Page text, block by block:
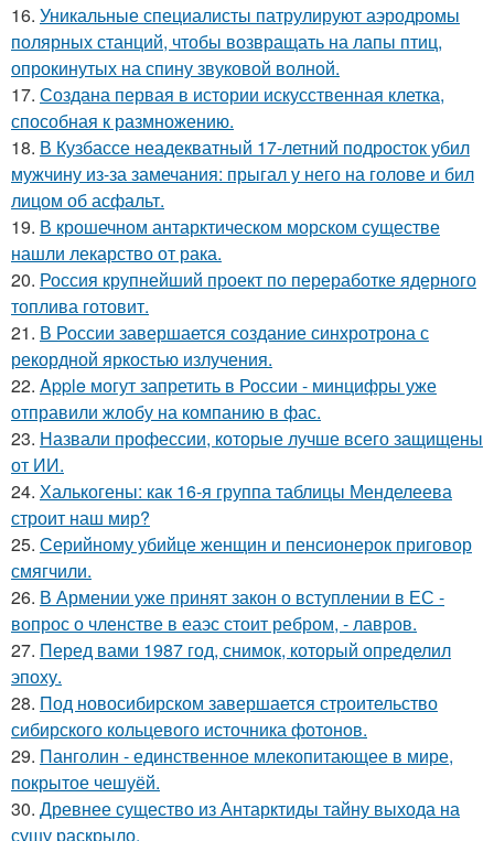
16. Уникальные специалисты патрулируют аэродромы
полярных станций, чтобы возвращать на лапы птиц,
опрокинутых на спину звуковой волной.
17. Создана первая в истории искусственная клетка,
способная к размножению.
18. В Кузбассе неадекватный 17-летний подросток убил
мужчину из-за замечания: прыгал у него на голове и бил
лицом об асфальт.
19. В крошечном антарктическом морском существе
нашли лекарство от рака.
20. Россия крупнейший проект по переработке ядерного
топлива готовит.
21. В России завершается создание синхротрона с
рекордной яркостью излучения.
22. Apple могут запретить в России - минцифры уже
отправили жлобу на компанию в фас.
23. Назвали профессии, которые лучше всего защищены
от ИИ.
24. Халькогены: как 16-я группа таблицы Менделеева
строит наш мир?
25. Серийному убийце женщин и пенсионерок приговор
смягчили.
26. В Армении уже принят закон о вступлении в ЕС -
вопрос о членстве в еаэс стоит ребром, - лавров.
27. Перед вами 1987 год, снимок, который определил
эпоху.
28. Под новосибирском завершается строительство
сибирского кольцевого источника фотонов.
29. Панголин - единственное млекопитающее в мире,
покрытое чешуёй.
30. Древнее существо из Антарктиды тайну выхода на
сушу раскрыло.